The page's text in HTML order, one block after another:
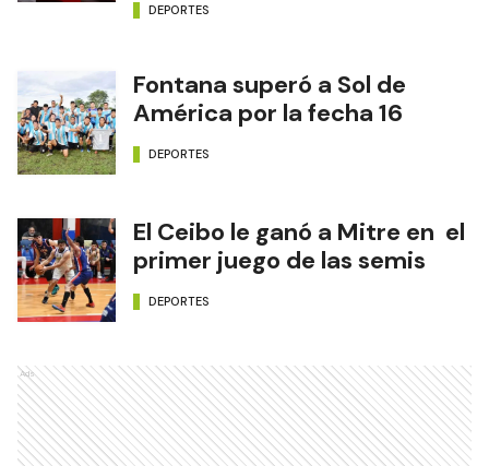
DEPORTES
Fontana superó a Sol de
América por la fecha 16
DEPORTES
El Ceibo le ganó a Mitre en el
primer juego de las semis
DEPORTES
Ads